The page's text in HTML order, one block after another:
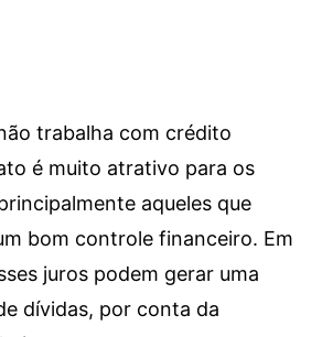
trabalha com crédito
é muito atrativo para os
aqueles que
bom controle financeiro. Em
juros podem gerar uma
dívidas, por conta da